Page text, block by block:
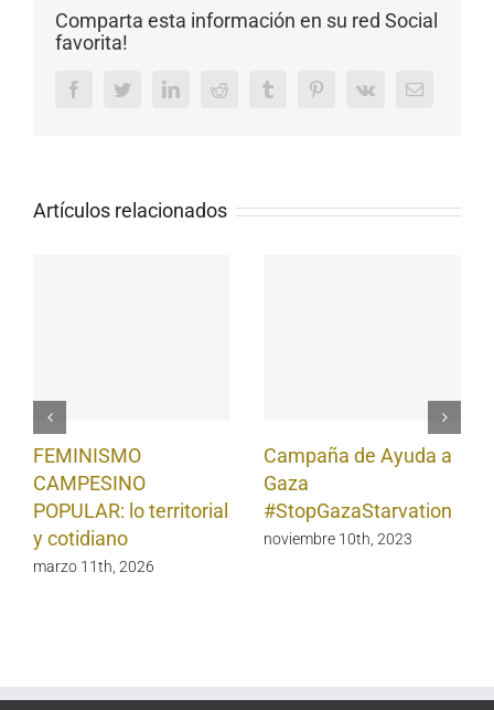
Comparta esta información en su red Social
favorita!
FacebookTwitterLinkedInReddit Tumblr PinterestVk Email
Artículos relacionados
FEMINISMO
CAMPESINO
POPULAR: lo territorial
y cotidiano
marzo 11th, 2026
Campaña de Ayuda a
Gaza
#StopGazaStarvation
noviembre 10th, 2023